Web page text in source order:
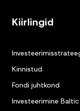
Kiirlingid
Kinnistud
Fondi juhtkond
Investeerimine